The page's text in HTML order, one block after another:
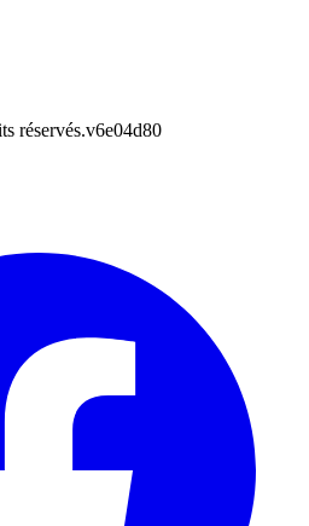
réservés.v6e04d80